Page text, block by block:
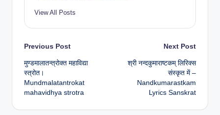
View All Posts
Post
navigation
Previous Post
मुण्डमालातन्त्रोक्त महाविद्या
स्त्रोत।
Mundmalatantrokat
mahavidhya strotra
Next Post
श्री नन्दकुमाराष्टकम् लिरिक्स
संस्कृत में –
Nandkumarastkam
Lyrics Sanskrat